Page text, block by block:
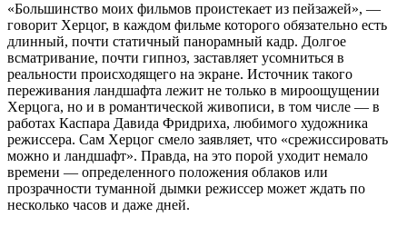
«Большинство моих фильмов проистекает из пейзажей», —
говорит Херцог, в каждом фильме которого обязательно есть
длинный, почти статичный панорамный кадр. Долгое
всматривание, почти гипноз, заставляет усомниться в
реальности происходящего на экране. Источник такого
переживания ландшафта лежит не только в мироощущении
Херцога, но и в романтической живописи, в том числе — в
работах Каспара Давида Фридриха, любимого художника
режиссера. Сам Херцог смело заявляет, что «срежиссировать
можно и ландшафт». Правда, на это порой уходит немало
времени — определенного положения облаков или
прозрачности туманной дымки режиссер может ждать по
несколько часов и даже дней.